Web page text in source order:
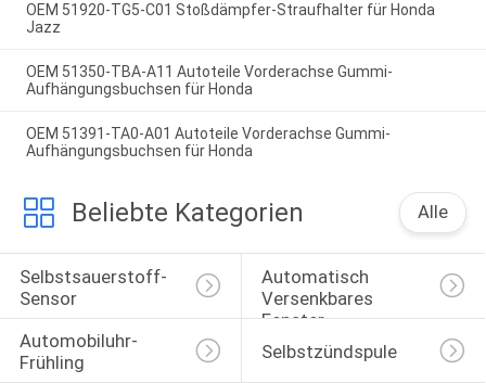
OEM 51920-TG5-C01 Stoßdämpfer-Straufhalter für Honda
Jazz
OEM 51350-TBA-A11 Autoteile Vorderachse Gummi-
Aufhängungsbuchsen für Honda
OEM 51391-TA0-A01 Autoteile Vorderachse Gummi-
Aufhängungsbuchsen für Honda
Beliebte Kategorien Alle
Selbstsauerstoff-
Sensor
Automatisch
Versenkbares
Fenster-
Selbstschalter
Automobiluhr-
Frühling
Selbstzündspule